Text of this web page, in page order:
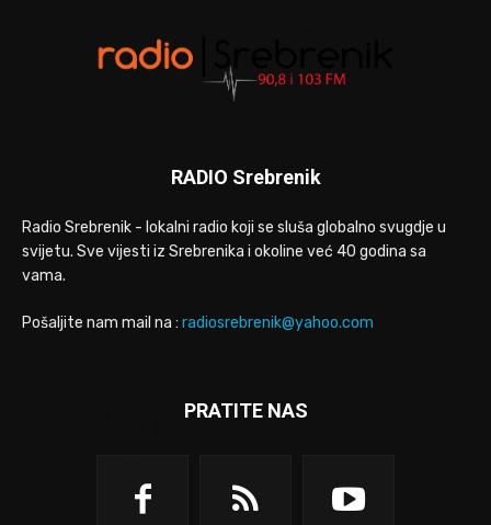
RADIO Srebrenik
Radio Srebrenik - lokalni radio koji se sluša globalno svugdje u
svijetu. Sve vijesti iz Srebrenika i okoline već 40 godina sa
vama.
Pošaljite nam mail na : radiosrebrenik@yahoo.com
PRATITE NAS